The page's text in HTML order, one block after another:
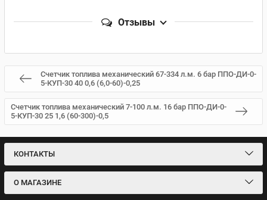
Отзывы
Счетчик топлива механический 67-334 л.м. 6 бар ППО-ДИ-0-
5-КУП-30 40 0,6 (6,0-60)-0,25
Счетчик топлива механический 7-100 л.м. 16 бар ППО-ДИ-0-
5-КУП-30 25 1,6 (60-300)-0,5
КОНТАКТЫ
О МАГАЗИНЕ